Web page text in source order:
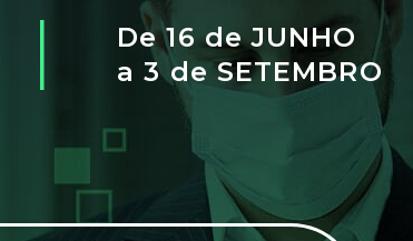
|
De 16 de JUNHO
a 3 de SETEMBRO